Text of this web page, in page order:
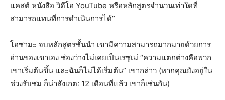
แคสต์ หนังสือ วิดีโอ YouTube หรือหลักสูตรจำนวนเท่าใดที่
สามารถแทนที่การดำเนินการได้”
โอซามะ จบหลักสูตรชั้นนำ เขามีความสามารถมากมายด้วยการ
อ่านของเขาเอง ช่องว่างไม่เคยเป็นเรซูเม่ “ความแตกต่างคือพวก
เขาเริ่มต้นขึ้น และฉันก็ไม่ได้เริ่มต้น” เขากล่าว (หากคุณยังอยู่ใน
ช่วงรับชม ก็น่าสังเกต: 12 เดือนที่แล้ว เขาก็เช่นกัน)